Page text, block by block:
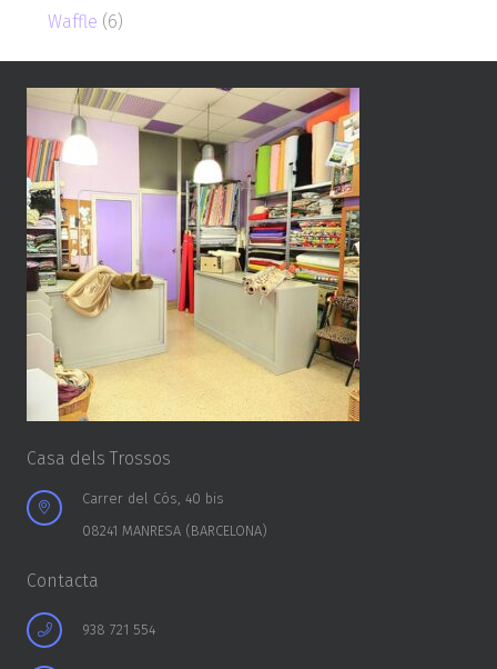
Waffle (6)
Casa dels Trossos
Carrer del Cós, 40 bis
08241 MANRESA (BARCELONA)
Contacta
938 721 554